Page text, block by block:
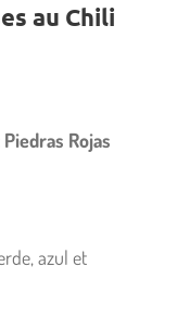
au Chili
Rojas
azul et